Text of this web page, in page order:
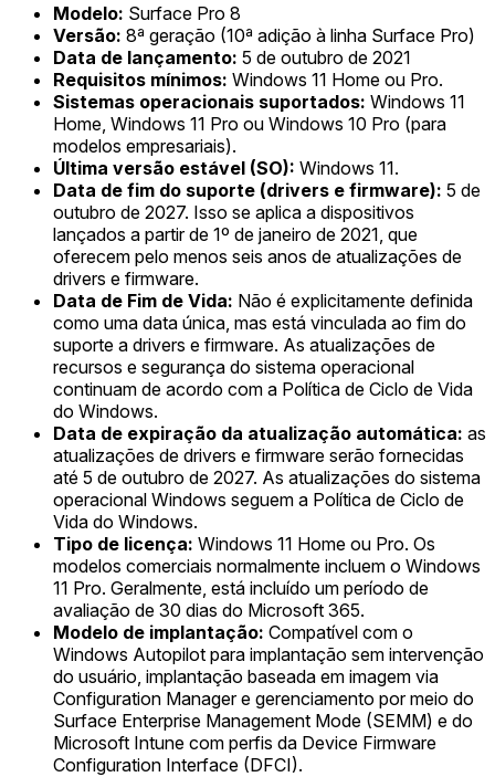
Modelo: Surface Pro 8
Versão: 8ª geração (10ª adição à linha Surface Pro)
Data de lançamento: 5 de outubro de 2021
Requisitos mínimos: Windows 11 Home ou Pro.
Sistemas operacionais suportados: Windows 11
Home, Windows 11 Pro ou Windows 10 Pro (para
modelos empresariais).
Última versão estável (SO): Windows 11.
Data de fim do suporte (drivers e firmware): 5 de
outubro de 2027. Isso se aplica a dispositivos
lançados a partir de 1º de janeiro de 2021, que
oferecem pelo menos seis anos de atualizações de
drivers e firmware.
Data de Fim de Vida: Não é explicitamente definida
como uma data única, mas está vinculada ao fim do
suporte a drivers e firmware. As atualizações de
recursos e segurança do sistema operacional
continuam de acordo com a Política de Ciclo de Vida
do Windows.
Data de expiração da atualização automática: as
atualizações de drivers e firmware serão fornecidas
até 5 de outubro de 2027. As atualizações do sistema
operacional Windows seguem a Política de Ciclo de
Vida do Windows.
Tipo de licença: Windows 11 Home ou Pro. Os
modelos comerciais normalmente incluem o Windows
11 Pro. Geralmente, está incluído um período de
avaliação de 30 dias do Microsoft 365.
Modelo de implantação: Compatível com o
Windows Autopilot para implantação sem intervenção
do usuário, implantação baseada em imagem via
Configuration Manager e gerenciamento por meio do
Surface Enterprise Management Mode (SEMM) e do
Microsoft Intune com perfis da Device Firmware
Configuration Interface (DFCI).